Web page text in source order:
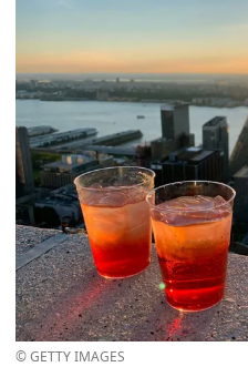
© GETTY IMAGES